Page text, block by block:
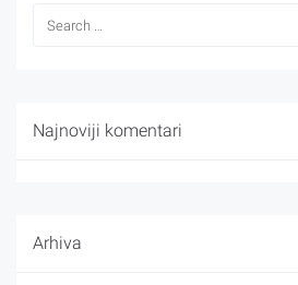
Najnoviji komentari
Arhiva